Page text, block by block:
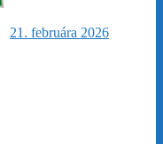
21. februára 2026